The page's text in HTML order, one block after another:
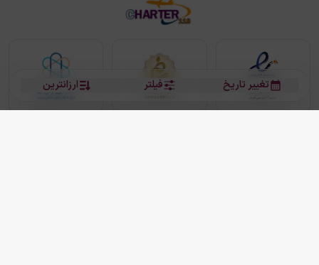
ارزانترین فیلتر تغییر تاریخ